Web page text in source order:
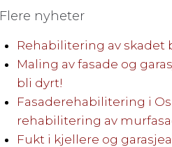
Flere nyheter
Rehabilitering av
Maling av fasade og
bli dyrt!
Fasaderehabilitering i
rehabilitering av
Fukt i kjellere og